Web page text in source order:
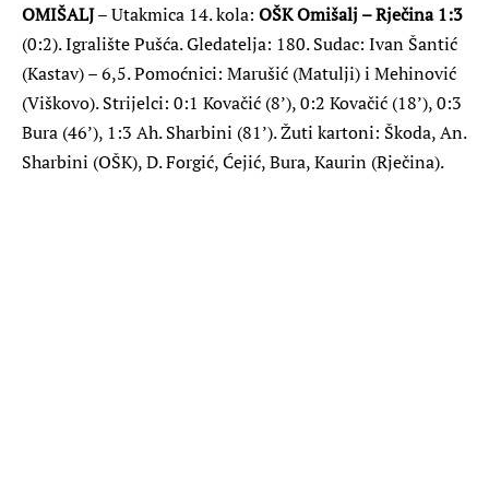
OMIŠALJ– Utakmica 14. kola: OŠK Omišalj – Rječina 1:3
(0:2). Igralište Pušća. Gledatelja: 180. Sudac: Ivan Šantić
(Kastav) – 6,5. Pomoćnici: Marušić (Matulji) i Mehinović
(Viškovo). Strijelci: 0:1 Kovačić (8’), 0:2 Kovačić (18’), 0:3
Bura (46’), 1:3 Ah. Sharbini (81’). Žuti kartoni: Škoda, An.
Sharbini (OŠK), D. Forgić, Ćejić, Bura, Kaurin (Rječina).